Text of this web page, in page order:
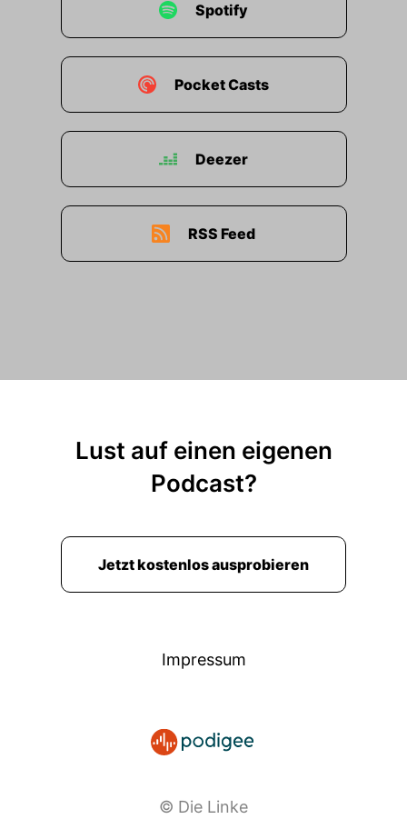
Spotify
Pocket Casts
Deezer
RSS Feed
Lust auf einen eigenen
Podcast?
Jetzt kostenlos ausprobieren
Impressum
© Die Linke